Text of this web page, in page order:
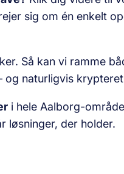
sig om én enkelt
Så kan vi ramme
og naturligvis
i hele Aalborg-
løsninger, der holder.